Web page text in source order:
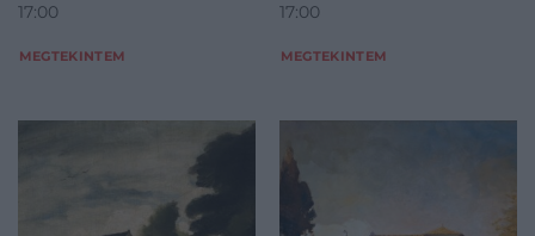
17:00
MEGTEKINTEM
17:00
MEGTEKINTEM